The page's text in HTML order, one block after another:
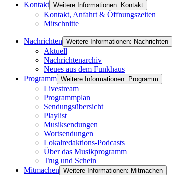
Kontakt Weitere Informationen: Kontakt
Kontakt, Anfahrt & Öffnungszeiten
Mitschnitte
Nachrichten Weitere Informationen: Nachrichten
Aktuell
Nachrichtenarchiv
Neues aus dem Funkhaus
Programm Weitere Informationen: Programm
Livestream
Programmplan
Sendungsübersicht
Playlist
Musiksendungen
Wortsendungen
Lokalredaktions-Podcasts
Über das Musikprogramm
Trug und Schein
Mitmachen Weitere Informationen: Mitmachen